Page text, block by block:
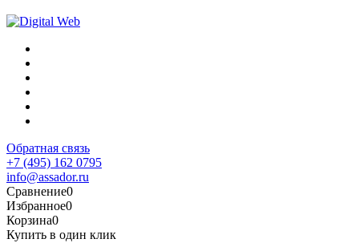
Обратная связь
+7 (495) 162 0795
info@assador.ru
Сравнение0
Избранное0
Корзина0
Купить в один клик